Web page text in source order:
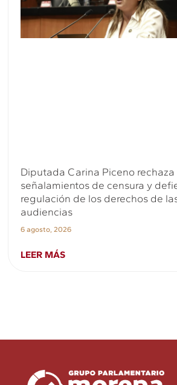
Diputada Carina Piceno rechaza
señalamientos de censura y
regulación de los derechos de
audiencias
6 agosto, 2026
LEER MÁS